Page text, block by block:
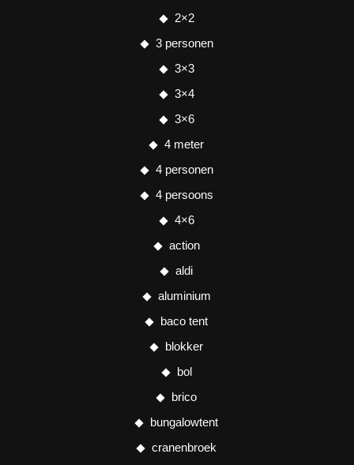
2×2
3 personen
3×3
3×4
3×6
4 meter
4 personen
4 persoons
4×6
action
aldi
aluminium
baco tent
blokker
bol
brico
bungalowtent
cranenbroek